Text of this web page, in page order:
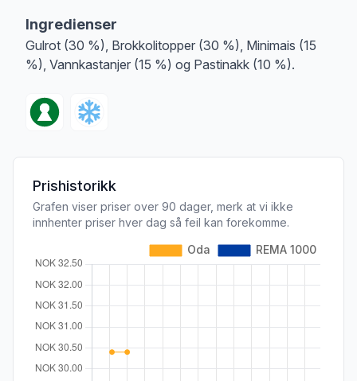
Ingredienser
Gulrot (30 %), Brokkolitopper (30 %), Minimais (15
%), Vannkastanjer (15 %) og Pastinakk (10 %).
Prishistorikk
Grafen viser priser over 90 dager, merk at vi ikke
innhenter priser hver dag så feil kan forekomme.